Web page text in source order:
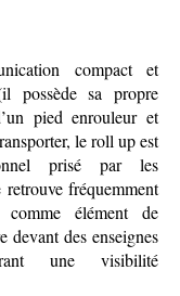
compact et
possède sa propre
pied enrouleur et
le roll up est
prisé par les
fréquemment
élément de
devant des enseignes
une visibilité